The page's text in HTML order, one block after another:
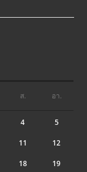
ส. อา.
4 5
11 12
18 19